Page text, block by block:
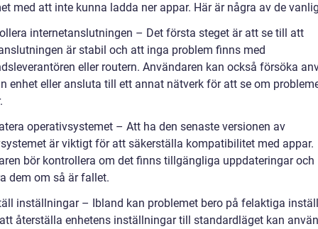
med att inte kunna ladda ner appar. Här är några av de
internetanslutningen – Det första steget är att se till att
är stabil och att inga problem finns med
eller routern. Användaren kan också försöka
enhet eller ansluta till ett annat nätverk för att se om
operativsystemet – Att ha den senaste versionen av
är viktigt för att säkerställa kompatibilitet med appar.
bör kontrollera om det finns tillgängliga uppdateringar och
dem om så är fallet.
inställningar – Ibland kan problemet bero på felaktiga
återställa enhetens inställningar till standardläget kan